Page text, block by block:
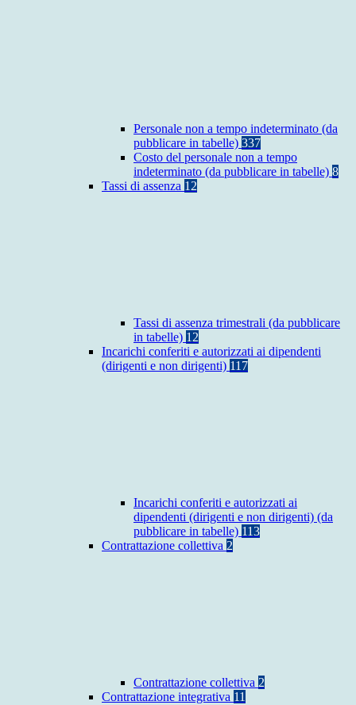
Personale non a tempo indeterminato (da
pubblicare in tabelle) 337
Costo del personale non a tempo
indeterminato (da pubblicare in tabelle) 8
Tassi di assenza 12
Tassi di assenza trimestrali (da pubblicare
in tabelle) 12
Incarichi conferiti e autorizzati ai dipendenti
(dirigenti e non dirigenti) 117
Incarichi conferiti e autorizzati ai
dipendenti (dirigenti e non dirigenti) (da
pubblicare in tabelle) 113
Contrattazione collettiva 2
Contrattazione collettiva 2
Contrattazione integrativa 11